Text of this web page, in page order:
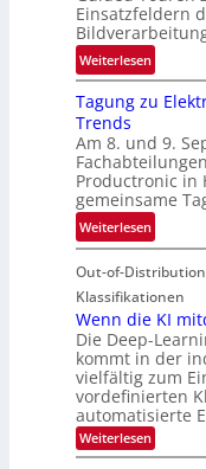
e
M
ö
g
l
c
h
k
e
i
n
k
e
h
e
r
i
n
V
I
S
I
O
N
T
e
c
h
T
Einsatzfeldern
Weiterlesen:
G
u
d
e
d
T
o
r
e
n
a
u
f
d
e
r
Tagung zu
Trends
Am 8. und 9.
Productronic in
gemeinsame
Weiterlesen:
T
a
g
u
n
g
z
u
E
l
Out-of-
Klassifikationen
Wenn die KI
Die Deep-
kommt in der
vielfältig zum
vordefinierten
automatisierte
Weiterlesen:
W